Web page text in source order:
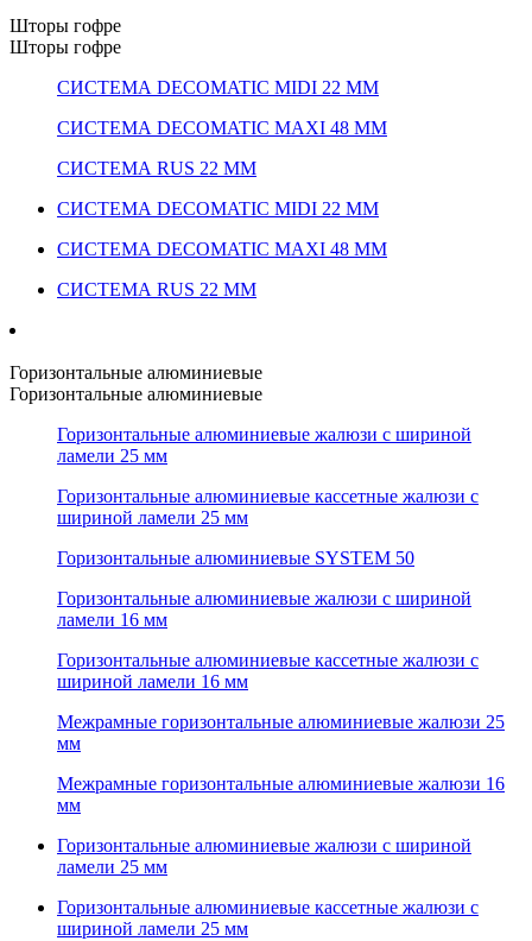
Шторы гофре
Шторы гофре
СИСТЕМА DECOMATIC MIDI 22 ММ
СИСТЕМА DECOMATIC MAXI 48 ММ
СИСТЕМА RUS 22 ММ
СИСТЕМА DECOMATIC MIDI 22 ММ
СИСТЕМА DECOMATIC MAXI 48 ММ
СИСТЕМА RUS 22 ММ
Горизонтальные алюминиевые
Горизонтальные алюминиевые
Горизонтальные алюминиевые жалюзи с шириной
ламели 25 мм
Горизонтальные алюминиевые кассетные жалюзи с
шириной ламели 25 мм
Горизонтальные алюминиевые SYSTEM 50
Горизонтальные алюминиевые жалюзи с шириной
ламели 16 мм
Горизонтальные алюминиевые кассетные жалюзи с
шириной ламели 16 мм
Межрамные горизонтальные алюминиевые жалюзи 25
мм
Межрамные горизонтальные алюминиевые жалюзи 16
мм
Горизонтальные алюминиевые жалюзи с шириной
ламели 25 мм
Горизонтальные алюминиевые кассетные жалюзи с
шириной ламели 25 мм